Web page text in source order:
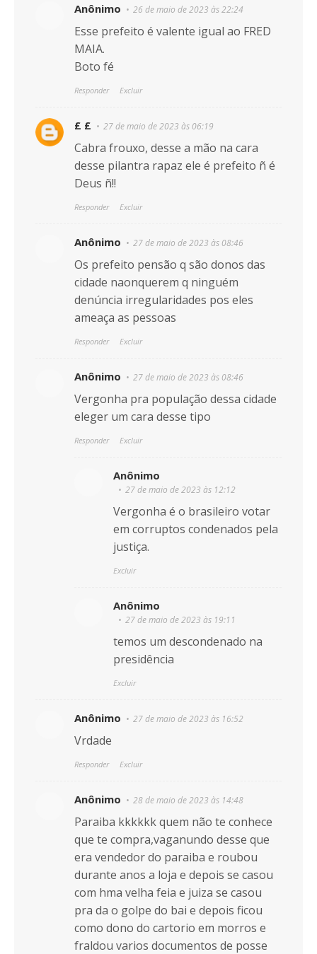
Anônimo 26 de maio de 2023 às 22:24
Esse prefeito é valente igual ao FRED
MAIA.
Boto fé
Responder Excluir
£ £ 27 de maio de 2023 às 06:19
Cabra frouxo, desse a mão na cara
desse pilantra rapaz ele é prefeito ñ é
Deus ñ!!
Responder Excluir
Anônimo 27 de maio de 2023 às 08:46
Os prefeito pensão q são donos das
cidade naonquerem q ninguém
denúncia irregularidades pos eles
ameaça as pessoas
Responder Excluir
Anônimo 27 de maio de 2023 às 08:46
Vergonha pra população dessa cidade
eleger um cara desse tipo
Responder Excluir
Anônimo
27 de maio de 2023 às 12:12
Vergonha é o brasileiro votar
em corruptos condenados pela
justiça.
Excluir
Anônimo
27 de maio de 2023 às 19:11
temos um descondenado na
presidência
Excluir
Anônimo 27 de maio de 2023 às 16:52
Vrdade
Responder Excluir
Anônimo 28 de maio de 2023 às 14:48
Paraiba kkkkkk quem não te conhece
que te compra,vaganundo desse que
era vendedor do paraiba e roubou
durante anos a loja e depois se casou
com hma velha feia e juiza se casou
pra da o golpe do bai e depois ficou
como dono do cartorio em morros e
fraldou varios documentos de posse